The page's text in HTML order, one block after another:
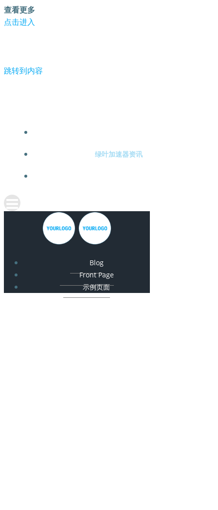
查看更多
点击进入
跳转到内容
绿叶加速器资讯
Blog
Front Page
示例页面